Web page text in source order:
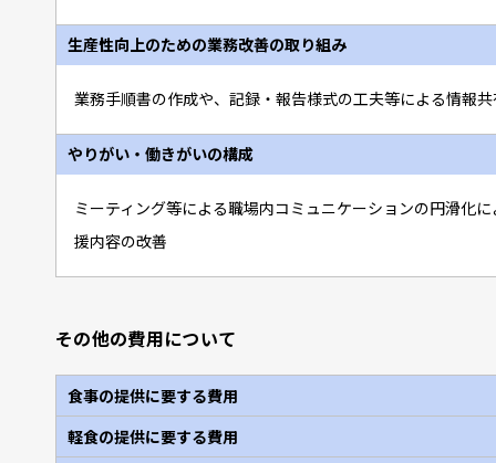
生産性向上のための業務改善の取り組み
業務手順書の作成や、記録・報告様式の工夫等による情報
やりがい・働きがいの構成
ミーティング等による職場内コミュニケーションの円滑化
援内容の改善
その他の費用について
食事の提供に要する費用
軽食の提供に要する費用